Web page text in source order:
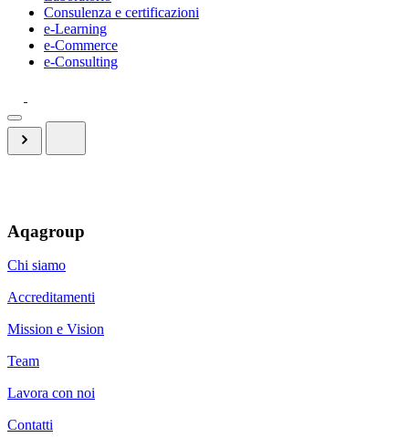
Consulenza e certificazioni
e-Learning
e-Commerce
e-Consulting
Aqagroup
Chi siamo
Accreditamenti
Mission e Vision
Team
Lavora con noi
Contatti